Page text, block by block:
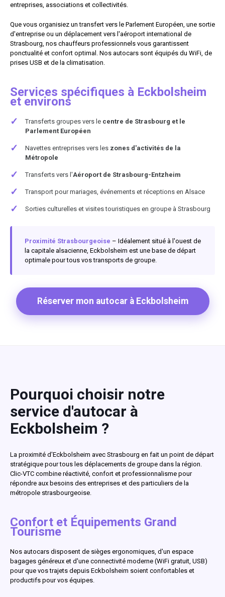
entreprises, associations et collectivités.
Que vous organisiez un transfert vers le Parlement Européen, une sortie
d'entreprise ou un déplacement vers l'aéroport international de
Strasbourg, nos chauffeurs professionnels vous garantissent
ponctualité et confort optimal. Nos autocars sont équipés du WiFi, de
prises USB et de la climatisation.
Services spécifiques à Eckbolsheim
et environs
✓ Transferts groupes vers le centre de Strasbourg et le
Parlement Européen
✓ Navettes entreprises vers les zones d'activités de la
Métropole
✓ Transferts vers l'Aéroport de Strasbourg-Entzheim
✓ Transport pour mariages, événements et réceptions en Alsace
✓ Sorties culturelles et visites touristiques en groupe à Strasbourg
Proximité Strasbourgeoise – Idéalement situé à l'ouest de
la capitale alsacienne, Eckbolsheim est une base de départ
optimale pour tous vos transports de groupe.
Réserver mon autocar à Eckbolsheim
Pourquoi choisir notre
service d'autocar à
Eckbolsheim ?
La proximité d'Eckbolsheim avec Strasbourg en fait un point de départ
stratégique pour tous les déplacements de groupe dans la région.
Clic-VTC combine réactivité, confort et professionnalisme pour
répondre aux besoins des entreprises et des particuliers de la
métropole strasbourgeoise.
Confort et Équipements Grand
Tourisme
Nos autocars disposent de sièges ergonomiques, d'un espace
bagages généreux et d'une connectivité moderne (WiFi gratuit, USB)
pour que vos trajets depuis Eckbolsheim soient confortables et
productifs pour vos équipes.